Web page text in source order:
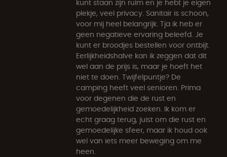
kunt staan zijn ruim en je hebt je eigen
plekje, veel privacy. Sanitair is schoon,
voor mij heel belangrijk. Tja ik heb er
geen negatieve ervaring beleefd. Je
kunt er broodjes bestellen voor ontbijt.
Eerlijkheidshalve kan ik zeggen dat dit
wel aan de prijs is, maar je hoeft het
niet te doen. Twijfelpuntje? De
camping heeft veel senioren. Prima
voor degenen die de rust en
gemoedelijkheid zoeken. Ik kom er
echt graag terug, juist om die rust en
gemoedelijke sfeer, maar ik houd ook
wel van iets meer beweging om me
heen.